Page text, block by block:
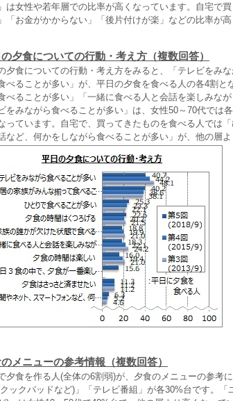
は女性や若年層での比率が高くなっています。自宅で
「お金がかからない」「後片付けが楽」などの比率が高
夕食についての行動・考え方（複数回答）
夕食についての行動・考え方をみると、「テレビをみ
べることが多い」が、平日の夕食を食べる人の各4割
べることが多い」「一緒に食べる人と会話を楽しみな
をみながら食べることが多い」は、女性50～70代では
っています。自宅で、買ってきたものを食べる人では
など、何かをしながら食べることが多い」が、他の層よ
メニューの参考情報（複数回答）
夕食を作る人(全体の6割弱)が、夕食のメニューの参考
ックパッドなど)」「テレビ番組」が各30%台です。